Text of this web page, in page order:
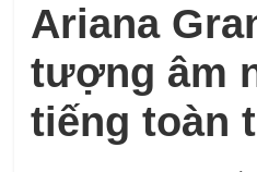
Ariana
tượng âm
tiếng toàn